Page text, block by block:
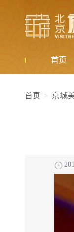
首页
首页 京城